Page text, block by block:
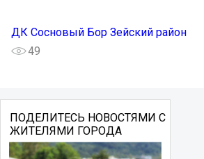
ДК Сосновый Бор Зейский район
49
ПОДЕЛИТЕСЬ НОВОСТЯМИ С
ЖИТЕЛЯМИ ГОРОДА